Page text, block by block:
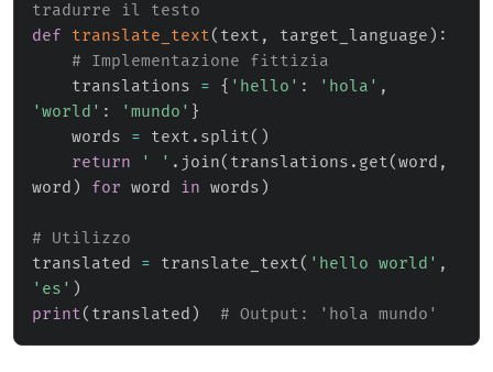
tradurre il testo
def
translate_text( text , target_language ) :
# Implementazione fittizia
    translations
= { 'hello' : 'hola' ,
'world' : 'mundo' }
    words
= text . split( )
return
' ' . join( translations . get(word ,
word ) for word in words )
# Utilizzo
translated = translate_text( 'hello world' ,
'es' )
print( translated ) # Output: 'hola mundo'